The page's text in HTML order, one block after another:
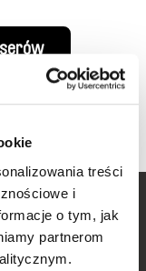
treści
i
o tym, jak
partnerom